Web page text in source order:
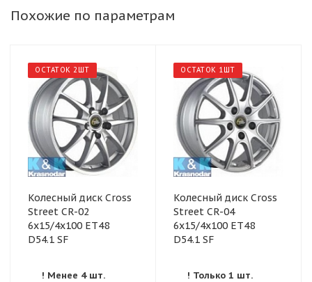
Похожие по параметрам
ОСТАТОК 2ШТ
Колесный диск Cross
Street CR-02
6x15/4x100 ET48
D54.1 SF
! Менее 4 шт.
ОСТАТОК 1ШТ
Колесный диск Cross
Street CR-04
6x15/4x100 ET48
D54.1 SF
! Только 1 шт.